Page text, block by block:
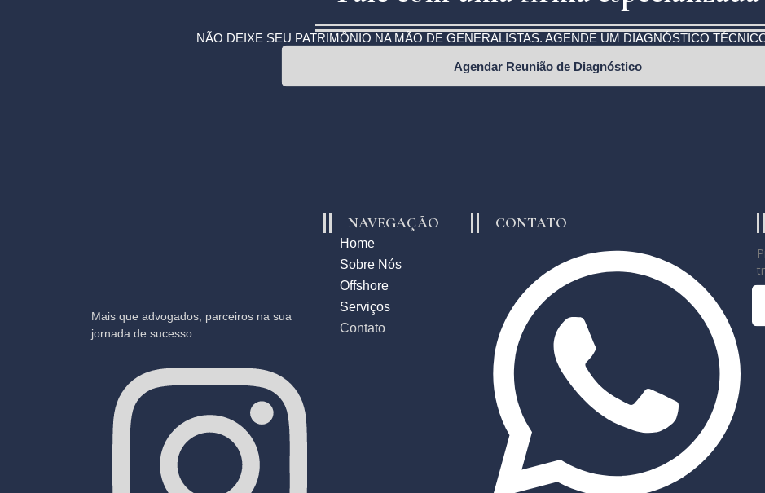
NÃO DEIXE SEU PATRIMÔNIO NA MÃO DE GENERALISTAS. AGENDE UM DIAGNÓSTICO
Agendar Reunião de Diagnóstico
Mais que advogados, parceiros na sua
jornada de sucesso.
NAVEGAÇÃO
Home
Sobre Nós
Offshore
Serviços
Contato
CONTATO